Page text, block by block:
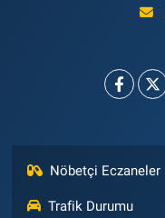
Nöbetçi Eczaneler
Trafik Durumu